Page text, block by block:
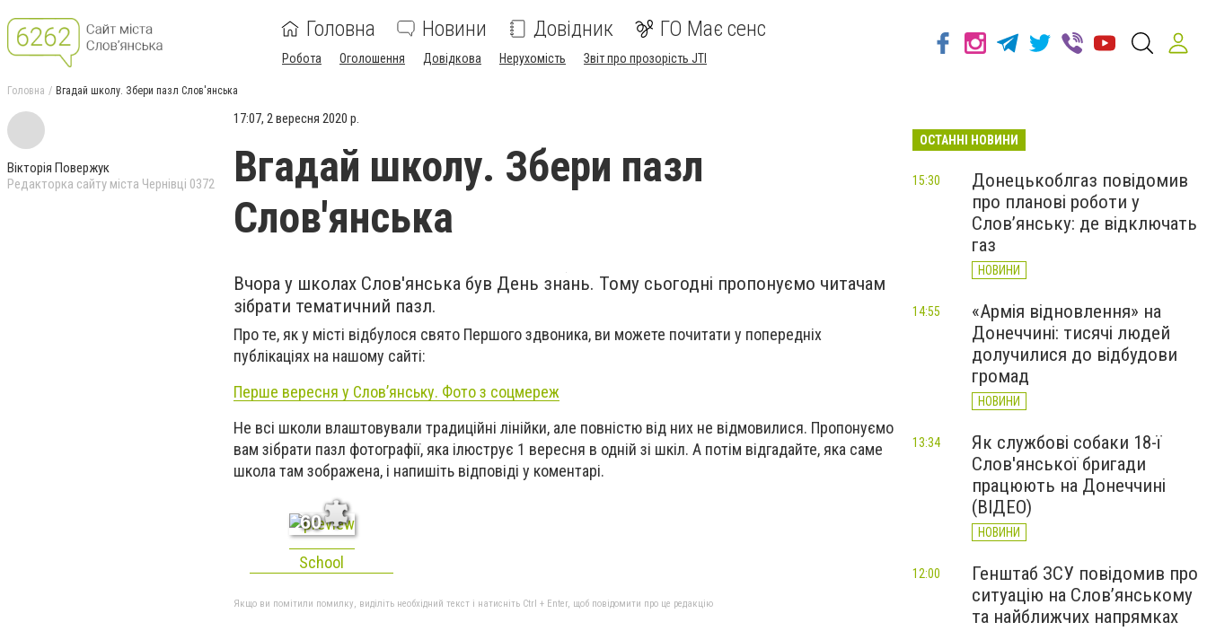
Головна Новини Довідник ГО Має сенс
Робота Оголошення Довідкова Нерухомість Звіт про прозорість JTI
Головна Вгадай школу. Збери пазл Слов'янська
Вікторія Повержук
Редакторка сайту міста Чернівці 0372
17:07, 2 вересня 2020 р.
Вгадай школу. Збери пазл
Слов'янська
Вчора у школах Слов'янська був День знань. Тому сьогодні пропонуємо читачам
зібрати тематичний пазл.
Про те, як у місті відбулося свято Першого здвоника, ви можете почитати у попередніх
публікаціях на нашому сайті:
Перше вересня у Слов’янську. Фото з соцмереж
Не всі школи влаштовували традиційні лінійки, але повністю від них не відмовилися. Пропонуємо
вам зібрати пазл фотографії, яка ілюструє 1 вересня в одній зі шкіл. А потім відгадайте, яка саме
школа там зображена, і напишіть відповіді у коментарі.
60
School
Якщо ви помітили помилку, виділіть необхідний текст і натисніть Ctrl + Enter, щоб повідомити про це редакцію
ОСТАННІ НОВИНИ
Донецькоблгаз повідомив
про планові роботи у
Слов’янську: де відключать
газ
НОВИНИ
15:30
«Армія відновлення» на
Донеччині: тисячі людей
долучилися до відбудови
громад
НОВИНИ
14:55
Як службові собаки 18-ї
Слов'янської бригади
працюють на Донеччині
(ВІДЕО)
НОВИНИ
13:34
Генштаб ЗСУ повідомив про
ситуацію на Слов’янському
та найближчих напрямках
12:00